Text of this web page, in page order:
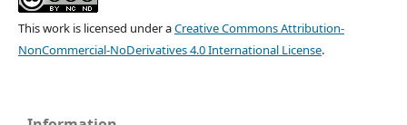
This work is licensed under aCreative Commons Attribution-
NonCommercial-NoDerivatives 4.0 International License.